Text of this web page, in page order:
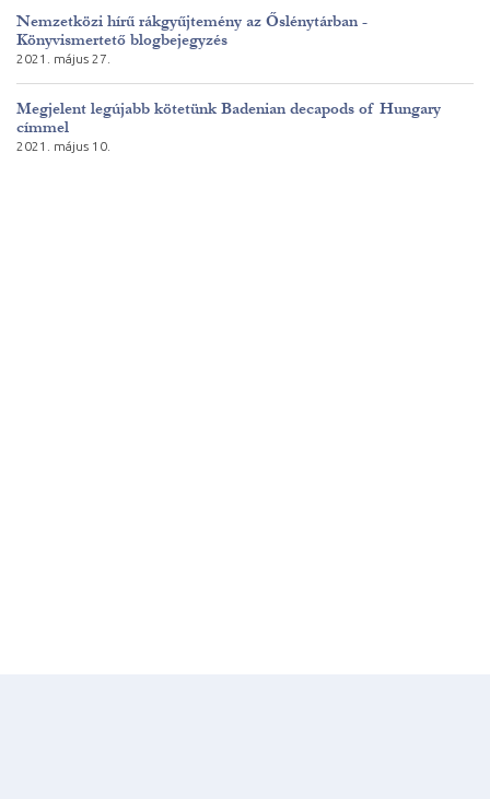
Nemzetközi hírű rákgyűjtemény az Őslénytárban -
Könyvismertető blogbejegyzés
2021. május 27.
Megjelent legújabb kötetünk Badenian decapods of Hungary
címmel
2021. május 10.